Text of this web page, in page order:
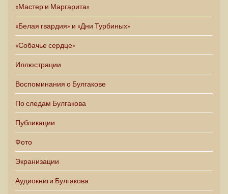
«Мастер и Маргарита»
«Белая гвардия» и «Дни Турбиных»
«Собачье сердце»
Иллюстрации
Воспоминания о Булгакове
По следам Булгакова
Публикации
Фото
Экранизации
Аудиокниги Булгакова